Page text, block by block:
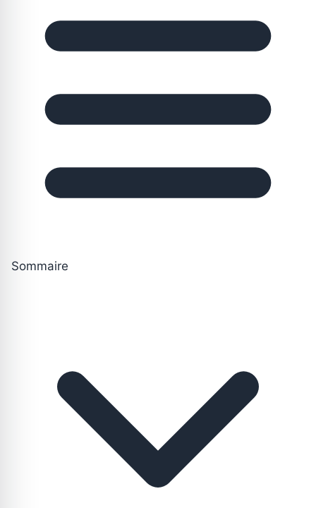
Sommaire